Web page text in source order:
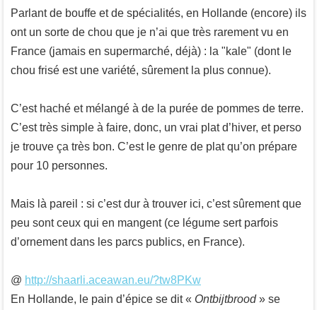
Parlant de bouffe et de spécialités, en Hollande (encore) ils
ont un sorte de chou que je n’ai que très rarement vu en
France (jamais en supermarché, déjà) : la "kale" (dont le
chou frisé est une variété, sûrement la plus connue).
C’est haché et mélangé à de la purée de pommes de terre.
C’est très simple à faire, donc, un vrai plat d’hiver, et perso
je trouve ça très bon. C’est le genre de plat qu’on prépare
pour 10 personnes.
Mais là pareil : si c’est dur à trouver ici, c’est sûrement que
peu sont ceux qui en mangent (ce légume sert parfois
d’ornement dans les parcs publics, en France).
@ http://shaarli.aceawan.eu/?tw8PKw
En Hollande, le pain d’épice se dit « Ontbijtbrood» se